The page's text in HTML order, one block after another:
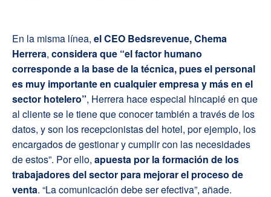
En la misma línea, elCEO Bedsrevenue, Chema
Herrera, considera que “el factor humano
corresponde a la base de la técnica, pues el personal
es muy importante en cualquier empresa y más en el
sector hotelero”, Herrera hace especial hincapié en que
al cliente se le tiene que conocer también a través de los
datos, y son los recepcionistas del hotel, por ejemplo, los
encargados de gestionar y cumplir con las necesidades
de estos”. Por ello, apuesta por la formación de los
trabajadores del sector para mejorar el proceso de
venta. “La comunicación debe ser efectiva”, añade.